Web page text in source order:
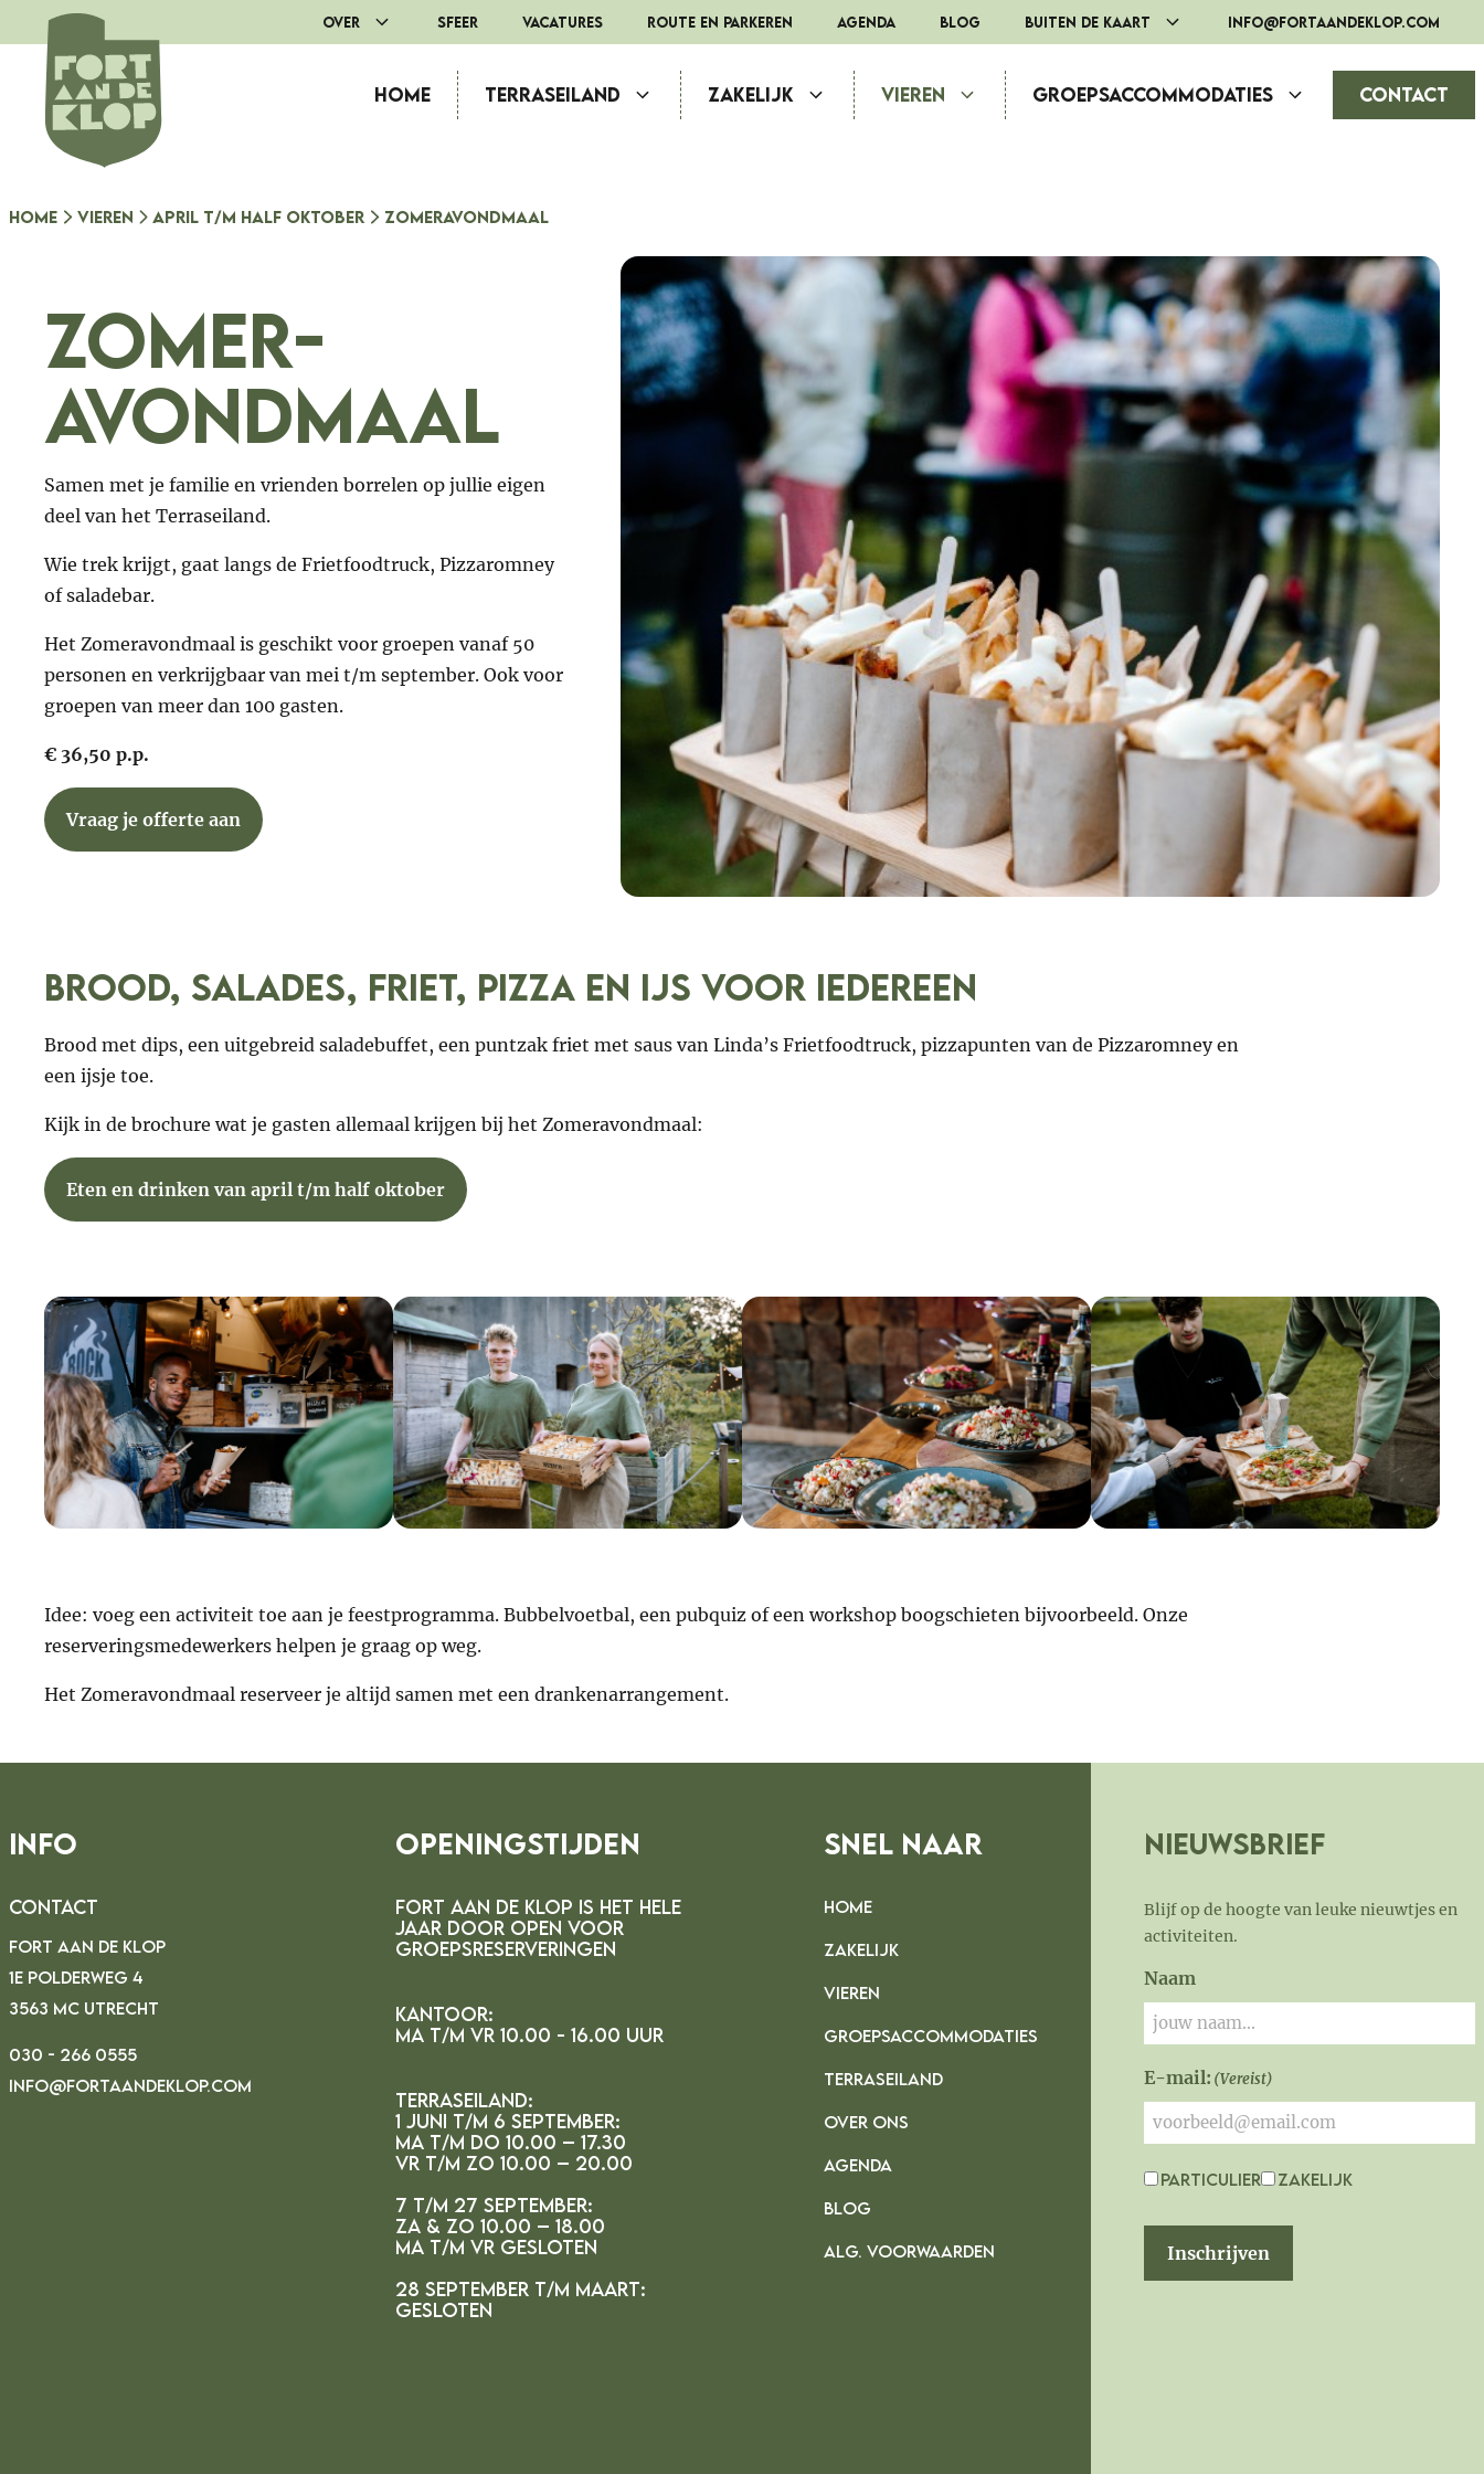
naar
inhoud
Over Sfeer Vacatures route en parkeren Agenda Blog Buiten de Kaart info@fortaandeklop.com
Home Terraseiland Zakelijk Vieren Groepsaccommodaties Contact
Home Vieren April t/m half oktober Zomeravondmaal
Zomer-
avondmaal
Samen met je familie en vrienden borrelen op jullie eigen
deel van het Terraseiland.
Wie trek krijgt, gaat langs de Frietfoodtruck, Pizzaromney
of saladebar.
Het Zomeravondmaal is geschikt voor groepen vanaf 50
personen en verkrijgbaar van mei t/m september. Ook voor
groepen van meer dan 100 gasten.
€ 36,50 p.p.
Vraag je offerte aan
Brood, salades, friet, pizza en ijs voor iedereen
Brood met dips, een uitgebreid saladebuffet, een puntzak friet met saus van Linda’s Frietfoodtruck, pizzapunten van de Pizzaromney en
een ijsje toe.
Kijk in de brochure wat je gasten allemaal krijgen bij het Zomeravondmaal:
Eten en drinken van april t/m half oktober
Idee: voeg een activiteit toe aan je feestprogramma. Bubbelvoetbal, een pubquiz of een workshop boogschieten bijvoorbeeld. Onze
reserveringsmedewerkers helpen je graag op weg.
Het Zomeravondmaal reserveer je altijd samen met een drankenarrangement.
Info
Contact
FORT AAN DE KLOP
1E POLDERWEG 4
3563 MC UTRECHT
030 - 266 0555
INFO@FORTAANDEKLOP.COM
Openingstijden
FORT AAN DE kLOP IS HET HELE
JAAR DOOR OPEN VOOR
GROEPSRESERVERINGEN
Kantoor:
MA t/m vr 10.00 - 16.00 uur
Terraseiland:
1 juni t/m 6 september:
ma t/m do 10.00 – 17.30
vr t/m zo 10.00 – 20.00
7 t/m 27 september:
za & zo 10.00 – 18.00
ma t/m vr gesloten
28 september t/m maart:
gesloten
Snel Naar
HOME
ZAKELIJK
VIEREN
GROEPSACCOMMODATIES
TERRASEILAND
OVER ONS
AGENDA
BLOG
ALG. VOORWAARDEN
Nieuwsbrief
Blijf op de hoogte van leuke nieuwtjes en
activiteiten.
Naam
E-mail: (Vereist)
Interesse
Particulier Zakelijk
Inschrijven